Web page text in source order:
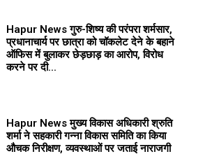
Hapur News गुरु-शिष्य की परंपरा शर्मसार,
प्रधानाचार्य पर छात्रा को चॉकलेट देने के बहाने
ऑफिस में बुलाकर छेड़छाड़ का आरोप, विरोध
करने पर दी...
Hapur News मुख्य विकास अधिकारी श्रुति
शर्मा ने सहकारी गन्ना विकास समिति का किया
औचक निरीक्षण, व्यवस्थाओं पर जताई नाराजगी